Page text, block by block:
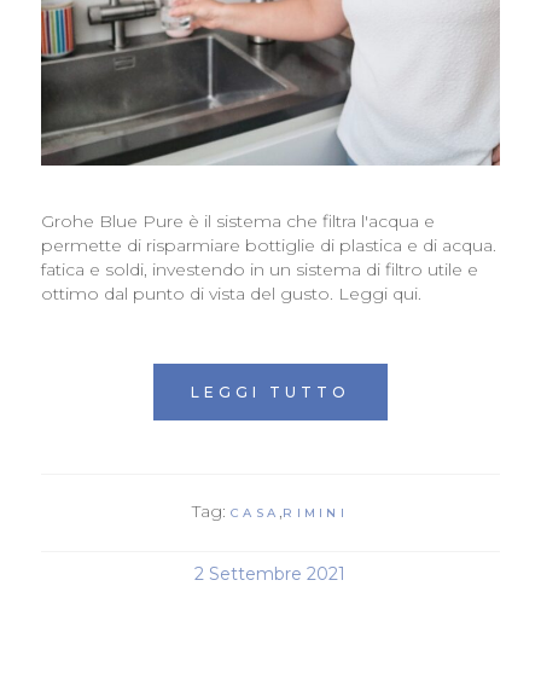
Grohe Blue Pure è il sistema che filtra l'acqua e
permette di risparmiare bottiglie di plastica e di acqua.
fatica e soldi, investendo in un sistema di filtro utile e
ottimo dal punto di vista del gusto. Leggi qui.
LEGGI TUTTO
Tag:CASA ,RIMINI
2 Settembre 2021